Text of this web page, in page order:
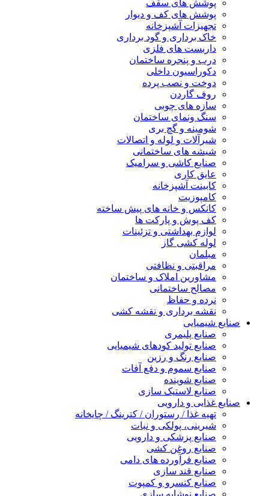
پوشش های سقف
پوشش های کف و دیوار
تجهیزات آشپزخانه
خاک برداری و گود برداری
داربست های فلزی
درب و پنجره ساختمان
دکوراسیون داخلی
دوخت و نصب پرده
روف گاردن
سازه های چوبی
سنگ ونمای ساختمان
شومینه و گچ بری
شیرآلات و لوله و اتصالات
شیشه های ساختمانی
صنایع کاشی و سرامیک
عایق کاری
کابینت آشپزخانه
کامپوزیت
کانکس و خانه های پیش ساخته
کف پوش و پارکت ها
لوازم بهداشتی و تزئینات
لوله کشی گاز
مبلمان
مراقبتی و نظافتی
مشاورین املاک و ساختمان
مصالح ساختمانی
نرده و حفاظ
نقشه برداری و نقشه کشی
صنایع شیمیایی
صنایع پلیمری
صنایع تولید کودهای شیمیایی
صنایع رنگ و رزین
صنایع سموم و دفع آفات
صنایع شوینده
صنایع لاستیک سازی
صنایع غذایی و دارویی
تهیه غذا / رستوران / کترینگ / چایخانه
شیرینی، پولکی و نبات
صنایع پزشکی و دارویی
صنایع روغن کشی
صنایع فرآورده های دامی
صنایع قند سازی
صنایع کنسرو و کمپوت